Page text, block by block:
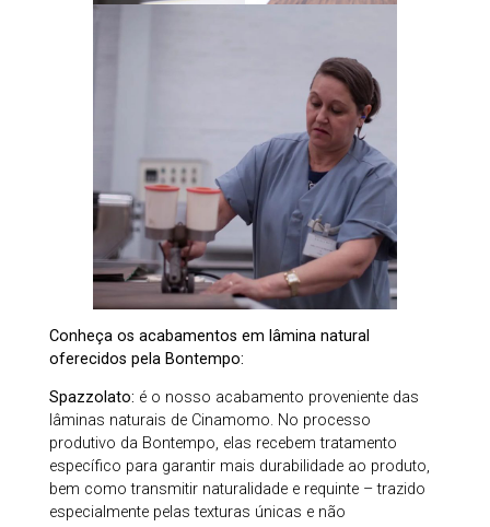
Conheça os acabamentos em lâmina natural
oferecidos pela Bontempo:
Spazzolato: é o nosso acabamento proveniente das
lâminas naturais de Cinamomo. No processo
produtivo da Bontempo, elas recebem tratamento
específico para garantir mais durabilidade ao produto,
bem como transmitir naturalidade e requinte – trazido
especialmente pelas texturas únicas e não